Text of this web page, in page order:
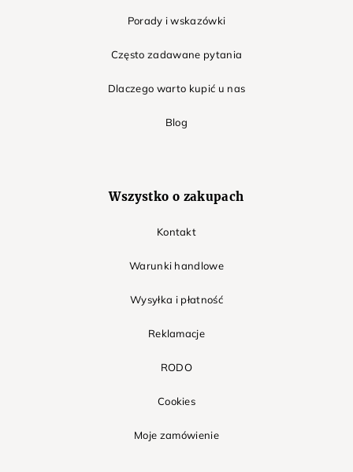
Porady i wskazówki
Często zadawane pytania
Dlaczego warto kupić u nas
Blog
Wszystko o zakupach
Kontakt
Warunki handlowe
Wysyłka i płatność
Reklamacje
RODO
Cookies
Moje zamówienie